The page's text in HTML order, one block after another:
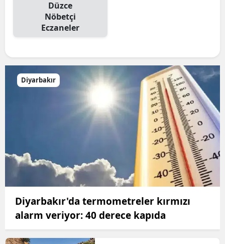
Düzce
Nöbetçi
Eczaneler
Diyarbakır
Diyarbakır'da termometreler kırmızı
alarm veriyor: 40 derece kapıda